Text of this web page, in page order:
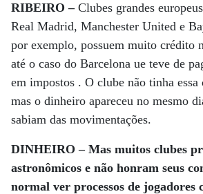
RIBEIRO –Clubes grandes
Real Madrid, Manchester United e
por exemplo, possuem muito crédito
até o caso do Barcelona ue teve de
em impostos . O clube não tinha essa
mas o dinheiro apareceu no mesmo
sabiam das movimentações.
DINHEIRO – Mas muitos clubes
astronômicos e não honram seus
normal ver processos de jogadores